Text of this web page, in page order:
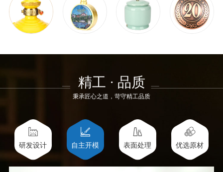
精工 · 品质
秉承匠心之道，苛守精工品质
研发设计 自主开模 表面处理 优选原材